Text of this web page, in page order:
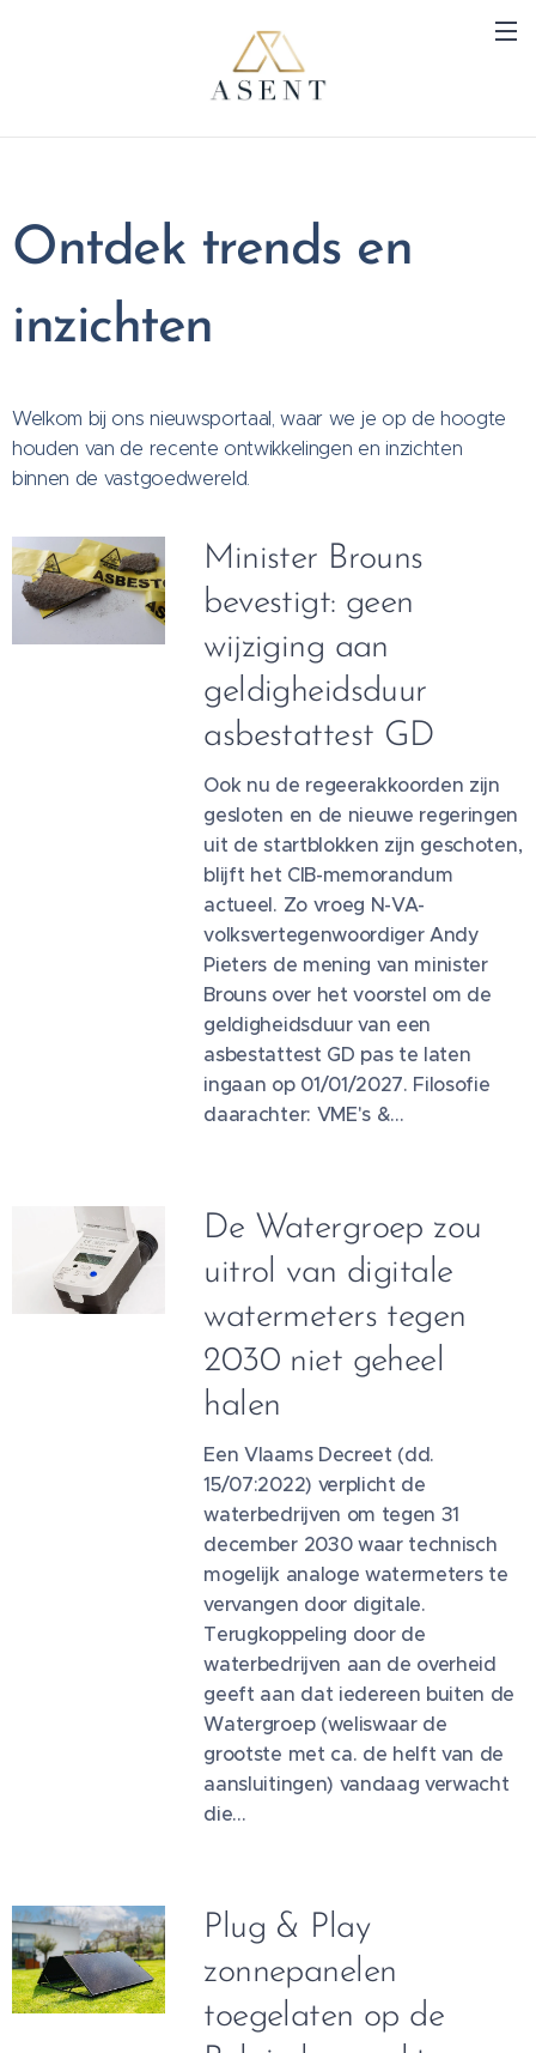
Ontdek trends en
inzichten
Welkom bij ons nieuwsportaal, waar we je op de hoogte
houden van de recente ontwikkelingen en inzichten
binnen de vastgoedwereld.
Minister Brouns
bevestigt: geen
wijziging aan
geldigheidsduur
asbestattest GD
Ook nu de regeerakkoorden zijn
gesloten en de nieuwe regeringen
uit de startblokken zijn geschoten,
blijft het CIB-memorandum
actueel. Zo vroeg N-VA-
volksvertegenwoordiger Andy
Pieters de mening van minister
Brouns over het voorstel om de
geldigheidsduur van een
asbestattest GD pas te laten
ingaan op 01/01/2027. Filosofie
daarachter: VME's &...
De Watergroep zou
uitrol van digitale
watermeters tegen
2030 niet geheel
halen
Een Vlaams Decreet (dd.
15/07:2022) verplicht de
waterbedrijven om tegen 31
december 2030 waar technisch
mogelijk analoge watermeters te
vervangen door digitale.
Terugkoppeling door de
waterbedrijven aan de overheid
geeft aan dat iedereen buiten de
Watergroep (weliswaar de
grootste met ca. de helft van de
aansluitingen) vandaag verwacht
die...
Plug & Play
zonnepanelen
toegelaten op de